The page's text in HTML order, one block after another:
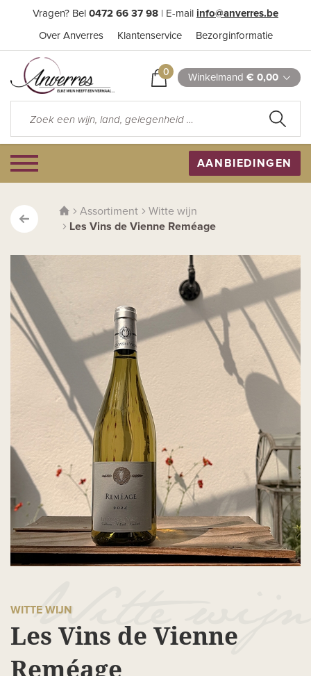
Vragen? Bel 0472 66 37 98 | E-mail info@anverres.be
Over Anverres Klantenservice Bezorginformatie
0 Winkelmand € 0,00
AANBIEDINGEN
Assortiment
Witte wijn
Les Vins de Vienne Reméage
WITTE WIJN
Les Vins de Vienne
Reméage